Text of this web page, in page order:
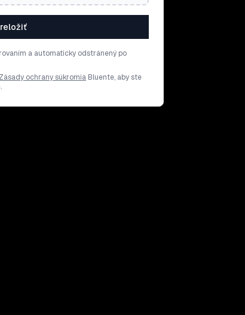
a automaticky odstránený po
Zásady ochrany súkromia Bluente, aby ste